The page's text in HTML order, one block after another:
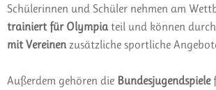
Schülerinnen und Schüler nehmen am
trainiert für Olympia teil und können durch
mit Vereinen zusätzliche sportliche
Außerdem gehören die Bundesjugendspiele